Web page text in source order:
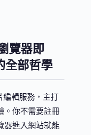
覽器即
全部哲學
編輯服務，主打
。你不需要註冊
器進入網站就能